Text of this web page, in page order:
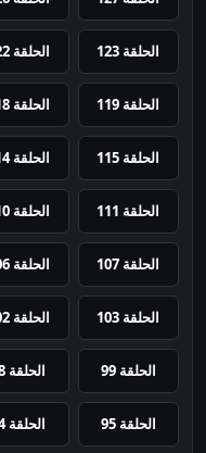
الحلقة 123 الحلقة 122
الحلقة 119 الحلقة 118
الحلقة 115 الحلقة 114
الحلقة 111 الحلقة 110
الحلقة 107 الحلقة 106
الحلقة 103 الحلقة 102
الحلقة 99 الحلقة 98
الحلقة 95 الحلقة 94